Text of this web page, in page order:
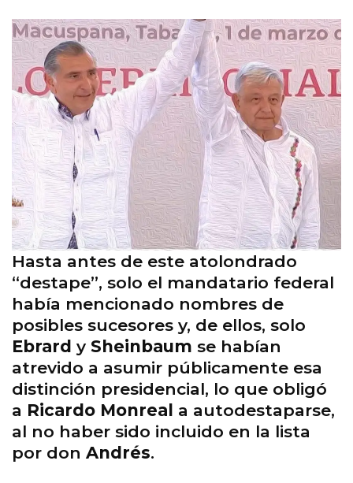
Hasta antes de este atolondrado
“destape”, solo el mandatario federal
había mencionado nombres de
posibles sucesores y, de ellos, solo
Ebrard y Sheinbaum se habían
atrevido a asumir públicamente esa
distinción presidencial, lo que obligó
a Ricardo Monreal a autodestaparse,
al no haber sido incluido en la lista
por don Andrés.